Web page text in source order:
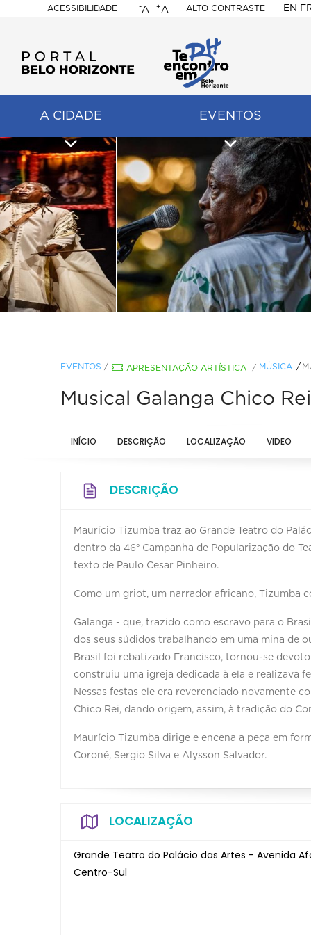
ACESSIBILIDADE
BELO
HORIZONTE
-A +A ALTO CONTRASTE EN
A CIDADE EVENTOS
EVENTOS / APRESENTAÇÃO ARTÍSTICA / MÚSICA
Musical Galanga Chico
INÍCIO DESCRIÇÃO LOCALIZAÇÃO VIDEO
DESCRIÇÃO
Maurício Tizumba traz ao Grande Teatro do
dentro da 46º Campanha de Popularização do
texto de Paulo Cesar Pinheiro.
Como um griot, um narrador africano, Tizumba
Galanga - que, trazido como escravo para o
dos seus súdidos trabalhando em uma mina de
Brasil foi rebatizado Francisco, tornou-se
construiu uma igreja dedicada à ela e realizava
Nessas festas ele era reverenciado novamente
Chico Rei, dando origem, assim, à tradição do
Maurício Tizumba dirige e encena a peça em
Coroné, Sergio Silva e Alysson Salvador.
LOCALIZAÇÃO
Grande Teatro do Palácio das Artes - Avenida
Centro-Sul